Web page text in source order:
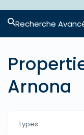
Recherche
Arnona
Types